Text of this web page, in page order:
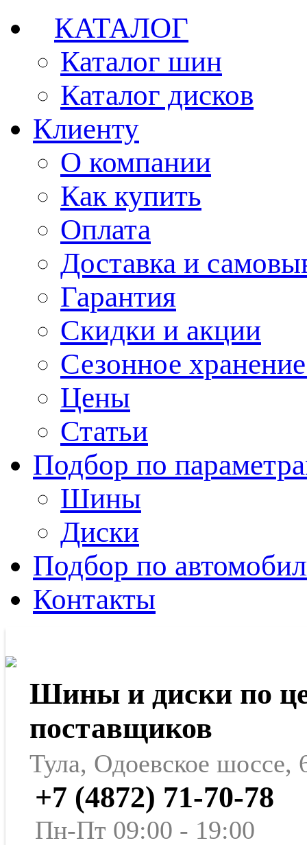
КАТАЛОГ
Каталог шин
Каталог дисков
Клиенту
О компании
Как купить
Оплата
Доставка и
Гарантия
Скидки и акции
Сезонное
Цены
Статьи
Подбор по
Шины
Диски
Подбор по
Контакты
Шины и диски по
поставщиков
Тула, Одоевское шоссе,
+7 (4872) 71-70-78
Пн-Пт 09:00 - 19:00